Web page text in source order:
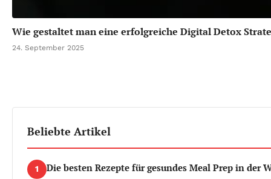
Wie gestaltet man eine erfolgreiche Digital Detox
24. September 2025
Beliebte Artikel
1 Die besten Rezepte für gesundes Meal Prep in der